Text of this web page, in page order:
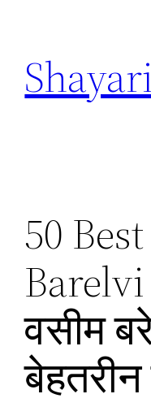
content
50
वसीम
बेहतरीन